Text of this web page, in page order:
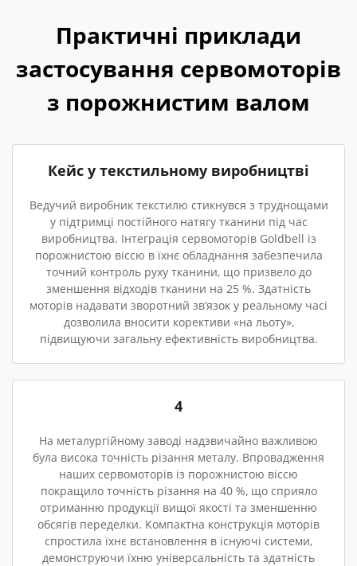
Практичні приклади
застосування сервомоторів
з порожнистим валом
Кейс у текстильному виробництві
Ведучий виробник текстилю стикнувся з труднощами
у підтримці постійного натягу тканини під час
виробництва. Інтеграція сервомоторів Goldbell із
порожнистою віссю в їхнє обладнання забезпечила
точний контроль руху тканини, що призвело до
зменшення відходів тканини на 25 %. Здатність
моторів надавати зворотний зв’язок у реальному часі
дозволила вносити корективи «на льоту»,
підвищуючи загальну ефективність виробництва.
4
На металургійному заводі надзвичайно важливою
була висока точність різання металу. Впровадження
наших сервомоторів із порожнистою віссю
покращило точність різання на 40 %, що сприяло
отриманню продукції вищої якості та зменшенню
обсягів переделки. Компактна конструкція моторів
спростила їхнє встановлення в існуючі системи,
демонструючи їхню універсальність та здатність